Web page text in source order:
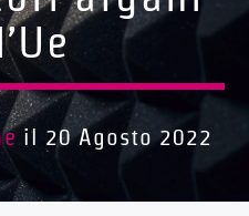
il 20 Agosto 2022